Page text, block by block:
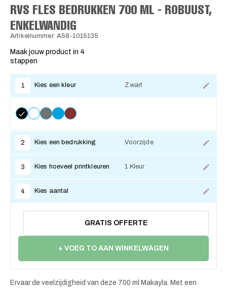
RVS FLES BEDRUKKEN 700 ML - ROBUUST,
ENKELWANDIG
Artikelnummer: A58-1015135
Maak jouw product in 4
stappen
1 Kies een kleur Zwart
2 Kies een bedrukking Voorzijde
3 Kies hoeveel printkleuren 1 Kleur
4 Kies aantal
GRATIS OFFERTE
+ VOEG TO AAN WINKELWAGEN
Ervaar de veelzijdigheid van deze 700 ml Makayla. Met een